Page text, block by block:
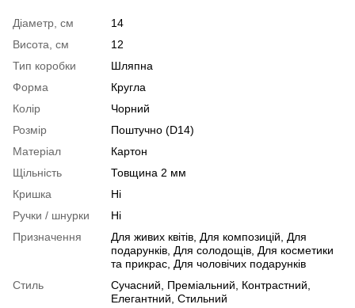
Діаметр, см
14
Висота, см
12
Тип коробки
Шляпна
Форма
Кругла
Колір
Чорний
Розмір
Поштучно (D14)
Матеріал
Картон
Щільність
Товщина 2 мм
Кришка
Ні
Ручки / шнурки
Ні
Призначення
Для живих квітів, Для композицій, Для
подарунків, Для солодощів, Для косметики
та прикрас, Для чоловічих подарунків
Стиль
Сучасний, Преміальний, Контрастний,
Елегантний, Стильний